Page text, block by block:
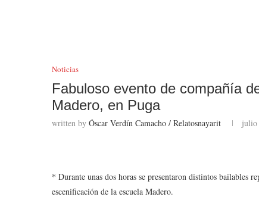
Noticias
Fabuloso evento de compañía
Madero, en Puga
written by Óscar Verdín Camacho / Relatosnayarit julio
* Durante unas dos horas se presentaron distintos bailables
escenificación de la escuela Madero.